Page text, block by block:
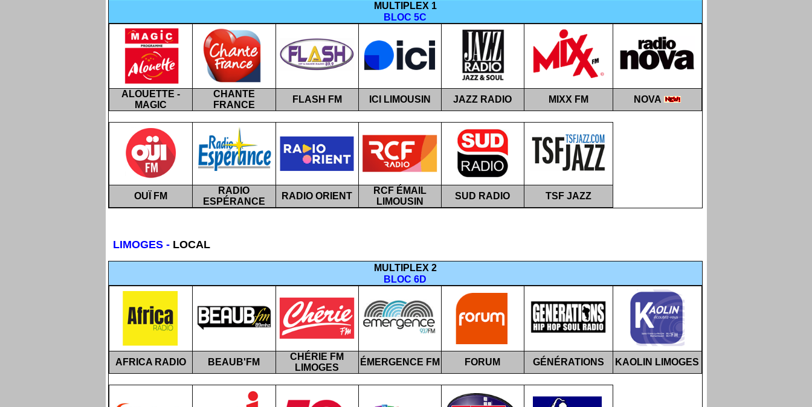
MULTIPLEX 1
BLOC 5C
ALOUETTE -
MAGIC
CHANTE
FRANCE
FLASH FM ICI LIMOUSIN JAZZ RADIO MIXX FM NOVA
OUÏ FM
RADIO
ESPÉRANCE
RADIO ORIENT
RCF ÉMAIL
LIMOUSIN
SUD RADIO TSF JAZZ
LIMOGES-LOCAL
MULTIPLEX 2
BLOC 6D
AFRICA RADIO BEAUB'FM
CHÉRIE FM
LIMOGES
ÉMERGENCE FM FORUM GÉNÉRATIONS KAOLIN LIMOGES